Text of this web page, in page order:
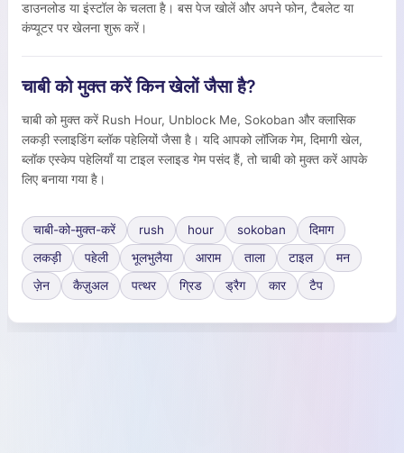
डाउनलोड या इंस्टॉल के चलता है। बस पेज खोलें और अपने फोन, टैबलेट या
कंप्यूटर पर खेलना शुरू करें।
चाबी को मुक्त करें किन खेलों जैसा है?
चाबी को मुक्त करें Rush Hour, Unblock Me, Sokoban और क्लासिक
लकड़ी स्लाइडिंग ब्लॉक पहेलियों जैसा है। यदि आपको लॉजिक गेम, दिमागी खेल,
ब्लॉक एस्केप पहेलियाँ या टाइल स्लाइड गेम पसंद हैं, तो चाबी को मुक्त करें आपके
लिए बनाया गया है।
चाबी-को-मुक्त-करें rush hour sokoban
दिमाग
लकड़ी
पहेली भूलभुलैया आराम ताला टाइल
मन
ज़ेन
कैज़ुअल पत्थर ग्रिड ड्रैग कार टैप